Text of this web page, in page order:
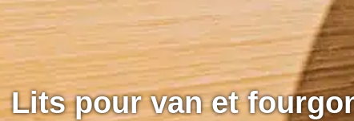
Lits pour van et